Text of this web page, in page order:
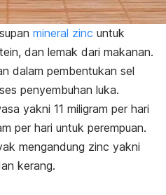
mineral zinc untuk
dan lemak dari makanan.
dalam pembentukan sel
penyembuhan luka.
yakni 11 miligram per hari
per hari untuk perempuan.
mengandung zinc yakni
kerang.